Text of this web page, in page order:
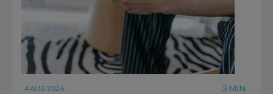
4 AUG 2026 3 MIN